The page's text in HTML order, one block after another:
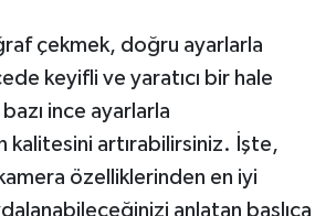
çekmek, doğru ayarlarla
keyifli ve yaratıcı bir hale
ince ayarlarla
kalitesini artırabilirsiniz. İşte,
özelliklerinden en iyi
anlatan başlıca